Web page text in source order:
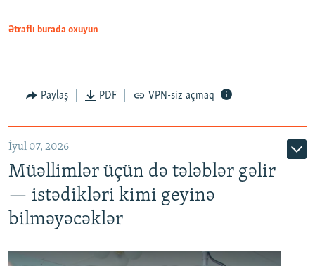
Ətraflı burada oxuyun
Paylaş PDF VPN-siz açmaq
İyul 07, 2026
Müəllimlər üçün də tələblər gəlir
— istədikləri kimi geyinə
bilməyəcəklər